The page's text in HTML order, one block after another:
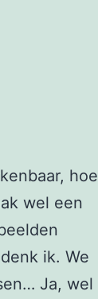
hoe
wel een
ik. We
Ja, wel